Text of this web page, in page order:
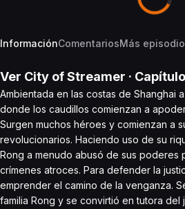
InformaciónComentariosMás
Ver City of Streamer · Capítulo
Ambientada en las costas de Shanghai
donde los caudillos comienzan a
Surgen muchos héroes y comienzan a
revolucionarios. Haciendo uso de su
Rong a menudo abusó de sus poderes
crímenes atroces. Para defender la
emprender el camino de la venganza.
familia Rong y se convirtió en tutora del